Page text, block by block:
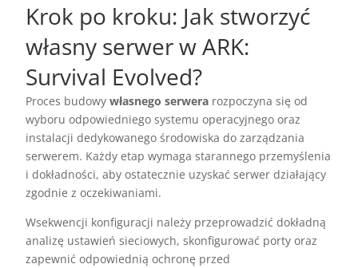
Krok po kroku: Jak stworzyć
własny serwer w ARK:
Survival Evolved?
Proces budowywłasnego serwera rozpoczyna się od
wyboru odpowiedniego systemu operacyjnego oraz
instalacji dedykowanego środowiska do zarządzania
serwerem. Każdy etap wymaga starannego przemyślenia
i dokładności, aby ostatecznie uzyskać serwer działający
zgodnie z oczekiwaniami.
Wsekwencji konfiguracji należy przeprowadzić dokładną
analizę ustawień sieciowych, skonfigurować porty oraz
zapewnić odpowiednią ochronę przed